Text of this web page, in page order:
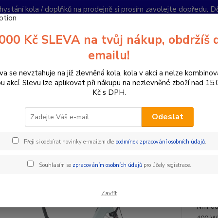
kola / doplňků na prodejně si prosím zavolejte dopředu.
Hledat
PO-
CROSS LITE EVO SX Belt
Kč SLEVA na tvůj nákup, obdržíš
emailu!
se nevztahuje na již zlevněná kola, kola v akci a nelze
akcí. Slevu lze aplikovat při nákupu na nezlevněné zboží nad
Kč s DPH.
Odeslat
Přeji si odebírat novinky e-mailem dle podmínek zpracování osobních údajů.
Souhlasím se zpracováním osobních údajůpro účely registrace.
Zavřít